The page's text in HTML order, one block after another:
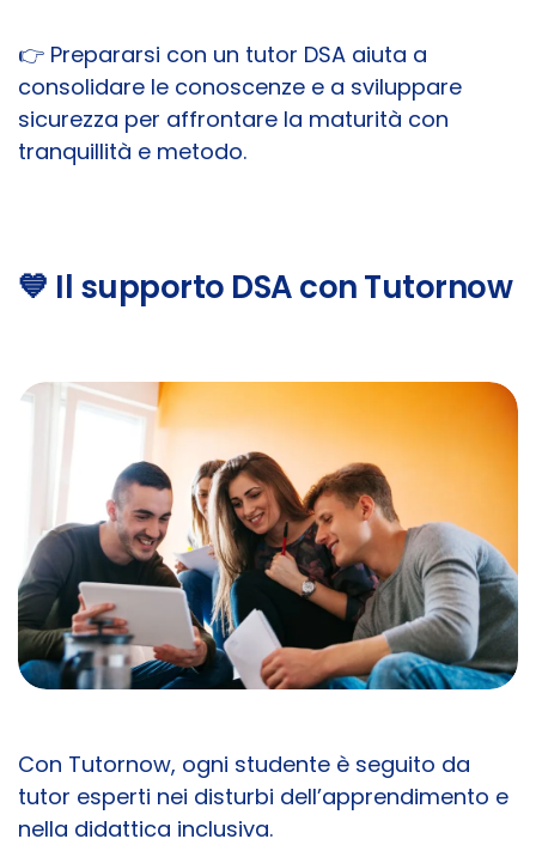
👉 Prepararsi con un tutor DSA aiuta a
consolidare le conoscenze e a sviluppare
sicurezza per affrontare la maturità con
tranquillità e metodo.
💙 Il supporto DSA con Tutornow
Con Tutornow, ogni studente è seguito da
tutor esperti nei disturbi dell’apprendimento e
nella didattica inclusiva.